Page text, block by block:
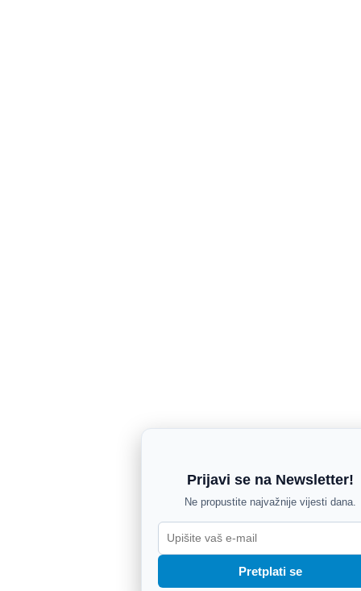
Prijavi se na Newsletter!
Ne propustite najvažnije vijesti dana.
Pretplati se